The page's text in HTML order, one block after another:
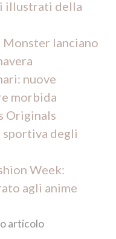
illustrati della
Monster lanciano
nuove
morbida
Originals
sportiva degli
Week:
agli anime
articolo